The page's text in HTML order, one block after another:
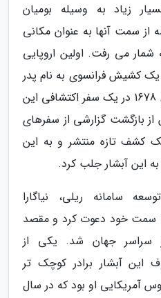
زیاد به وسیله بومیان
سمت آنها به عنوان مکانی
می رفت. اولین اروپایی
یک کشیش فرانسوی به نام پدر
لوئیس هنپین بود که در سال 1678 در یک سفر اکتشافی این
بازگشت گزارشی از سفرهای
کشف تازه منتشر و به این
به این آبشار جلب کرد.
علت توسعه سامانه ریلی، نیاگارا
به سمت خود دعوت کرد و مقصد
سراسر جهان شد. یکی از
این آبشار برادر کوچک تر
آمریکایی او بود که در سال